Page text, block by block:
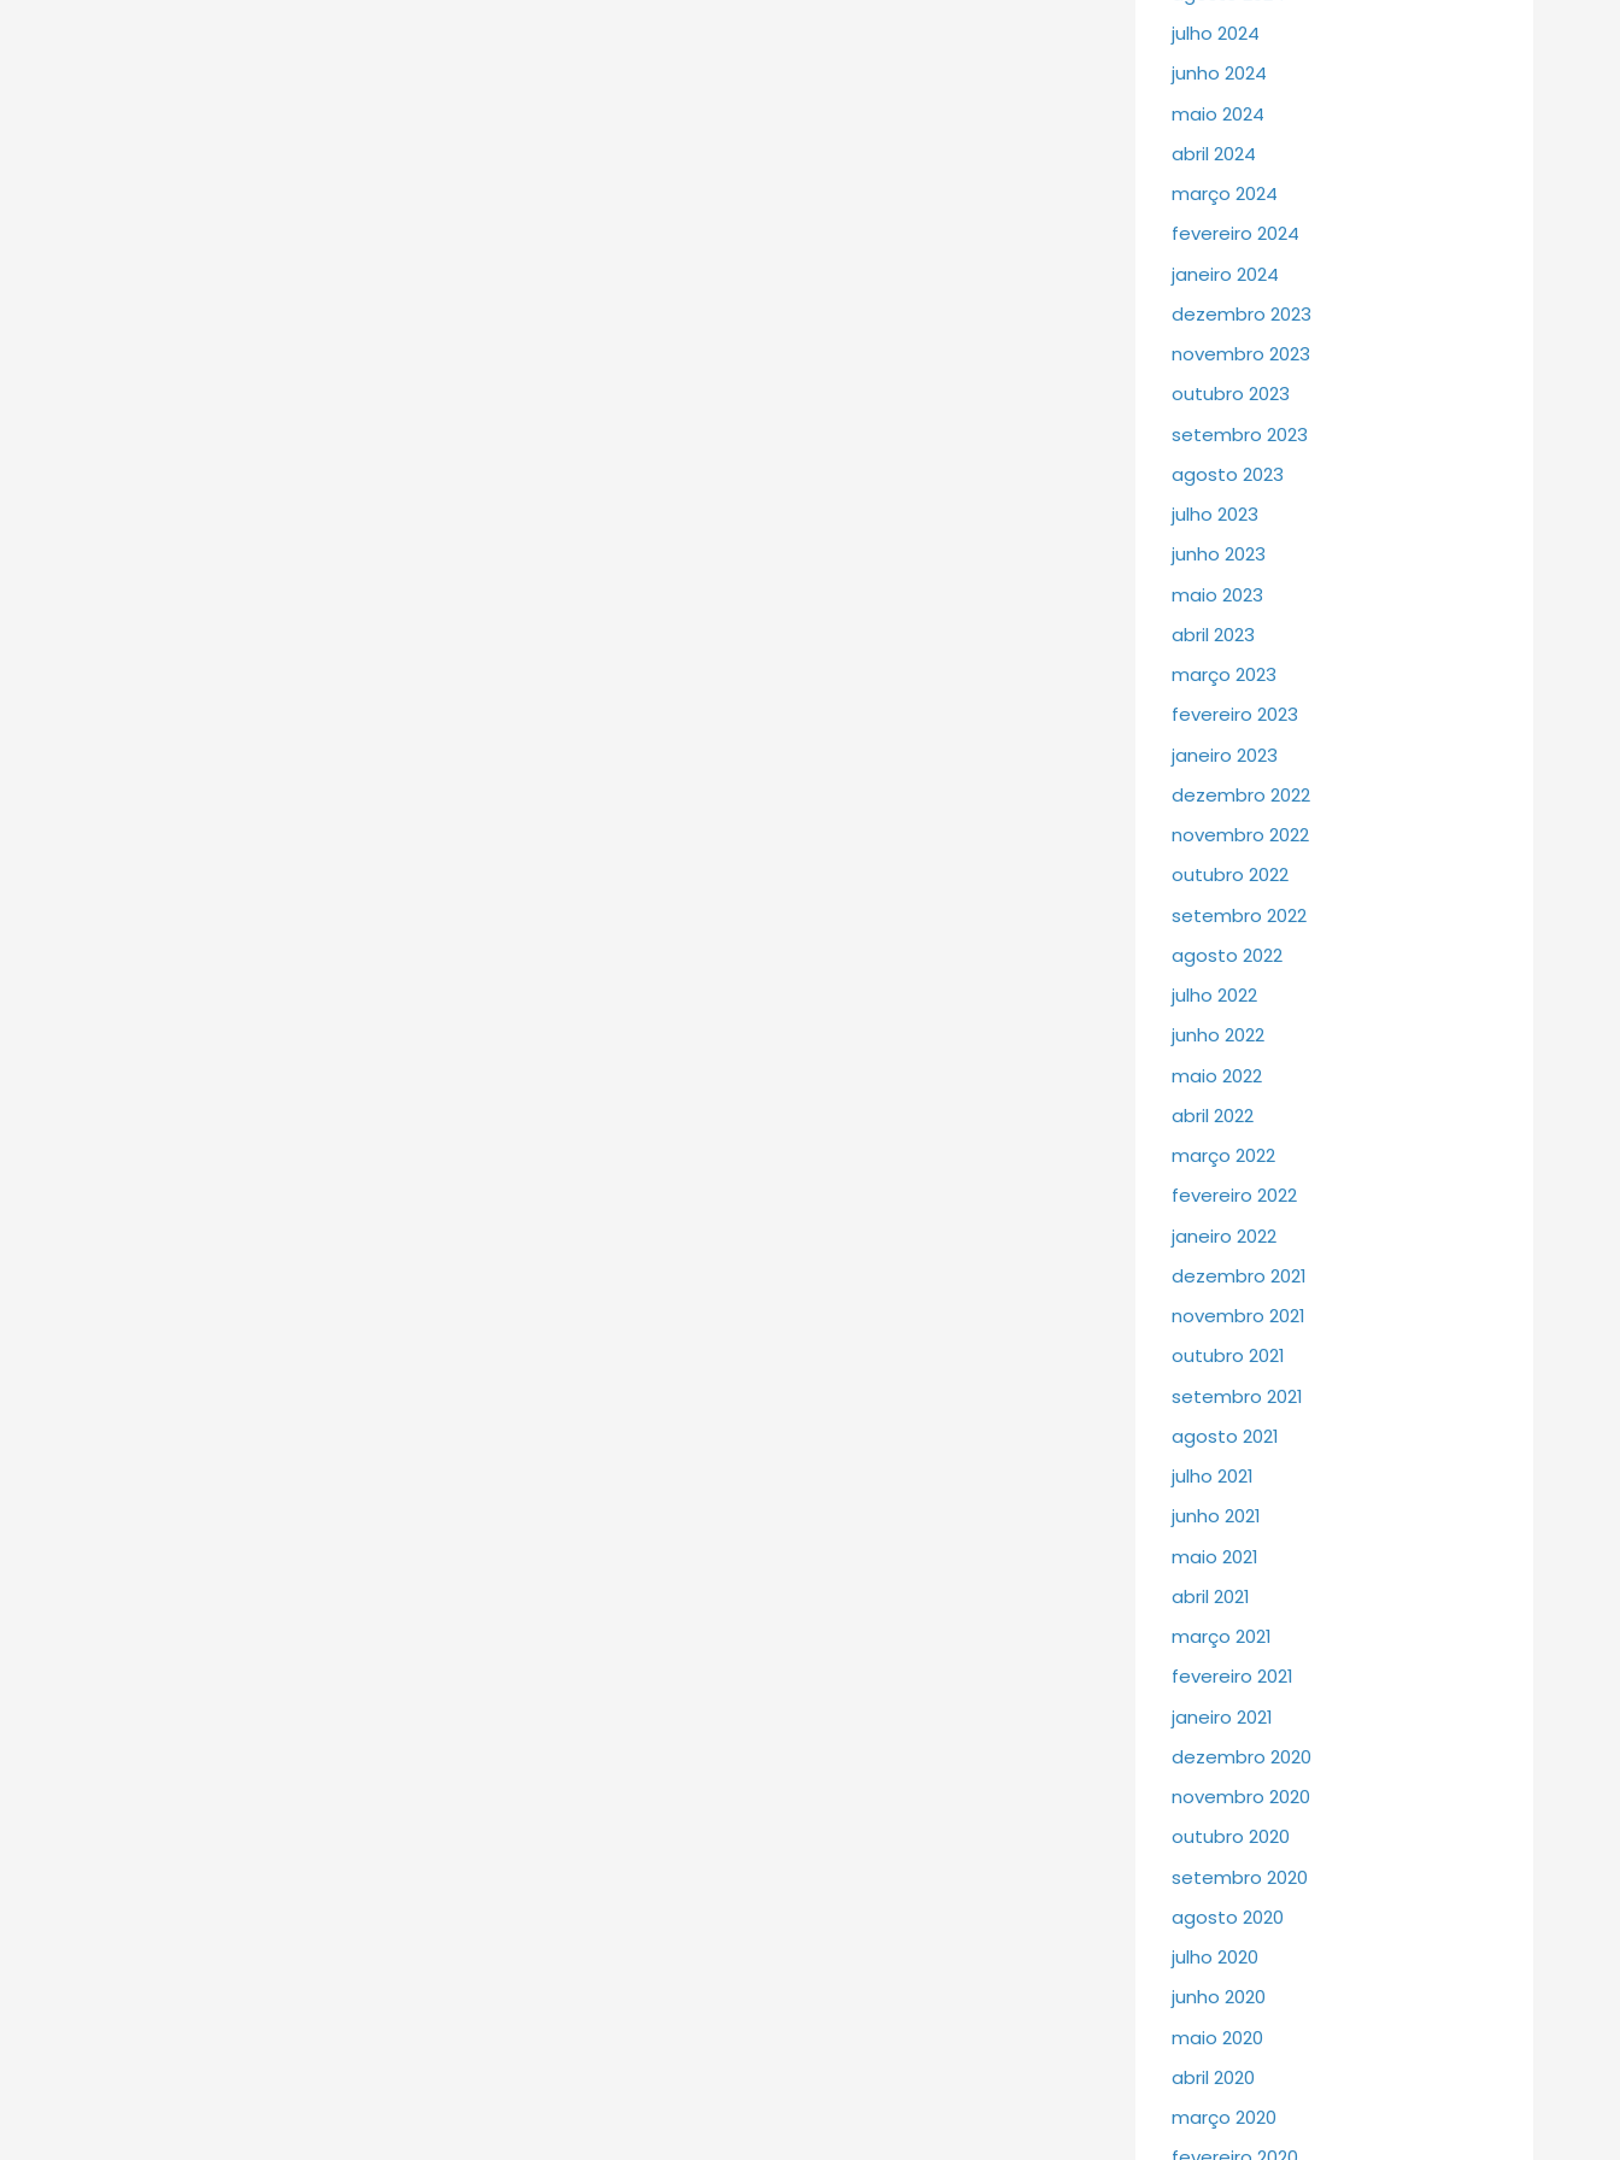
julho 2024
junho 2024
maio 2024
abril 2024
março 2024
fevereiro 2024
janeiro 2024
dezembro 2023
novembro 2023
outubro 2023
setembro 2023
agosto 2023
julho 2023
junho 2023
maio 2023
abril 2023
março 2023
fevereiro 2023
janeiro 2023
dezembro 2022
novembro 2022
outubro 2022
setembro 2022
agosto 2022
julho 2022
junho 2022
maio 2022
abril 2022
março 2022
fevereiro 2022
janeiro 2022
dezembro 2021
novembro 2021
outubro 2021
setembro 2021
agosto 2021
julho 2021
junho 2021
maio 2021
abril 2021
março 2021
fevereiro 2021
janeiro 2021
dezembro 2020
novembro 2020
outubro 2020
setembro 2020
agosto 2020
julho 2020
junho 2020
maio 2020
abril 2020
março 2020